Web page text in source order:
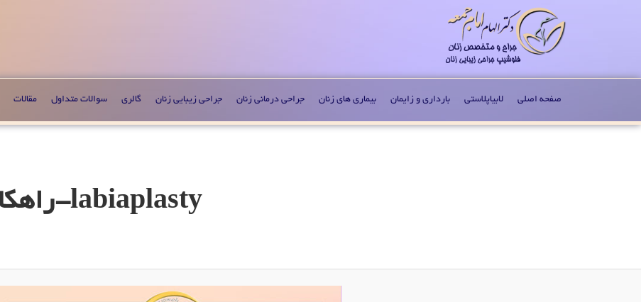
صفحه اصلی لابیاپلاستی بارداری و زایمان بیماری های زنان جراحی درمانی زنان جراحی زیبایی زنان گالری سوالات متداول مقالات
labiaplasty-راهکارهای-داشتن-واژن-زیبا-(1)